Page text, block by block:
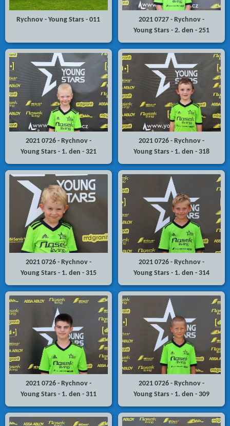
Rychnov - Young Stars - 011
2021 0727 - Rychnov -
Young Stars - 2. den - 251
2021 0726 - Rychnov -
Young Stars - 1. den - 321
2021 0726 - Rychnov -
Young Stars - 1. den - 318
2021 0726 - Rychnov -
Young Stars - 1. den - 315
2021 0726 - Rychnov -
Young Stars - 1. den - 314
2021 0726 - Rychnov -
Young Stars - 1. den - 311
2021 0726 - Rychnov -
Young Stars - 1. den - 309